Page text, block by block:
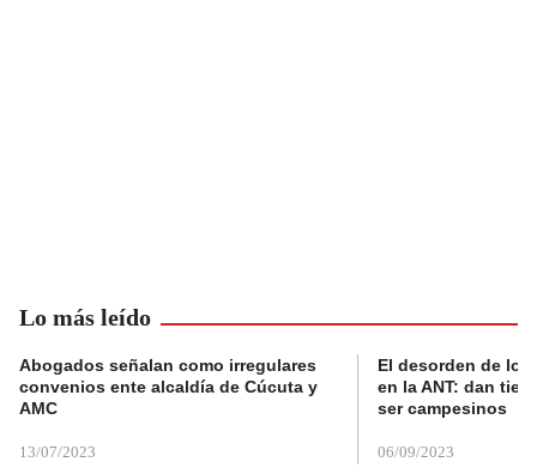
Lo más leído
Abogados señalan como irregulares
convenios ente alcaldía de Cúcuta y
AMC
13/07/2023
El desorden de
en la ANT: dan
ser campesinos
06/09/2023